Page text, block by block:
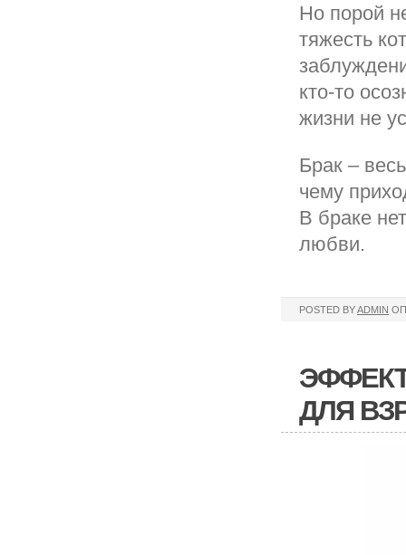
Но порой
тяжесть
кто-то
жизни не
Брак –
чему
В браке
любви.
POSTED BYADMIN
ДЛЯ